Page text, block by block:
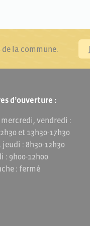
la commune.
d’ouverture :
vendredi :
et 13h30-17h30
: 8h30-12h30
: 9h00-12h00
: fermé